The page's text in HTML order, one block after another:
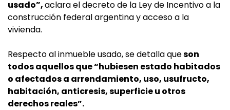
usado”,aclara el decreto de la Ley de Incentivo a la
construcción federal argentina y acceso a la
vivienda.
Respecto al inmueble usado, se detalla queson
todos aquellos que “hubiesen estado habitados
o afectados a arrendamiento, uso, usufructo,
habitación, anticresis, superficie u otros
derechos reales”.